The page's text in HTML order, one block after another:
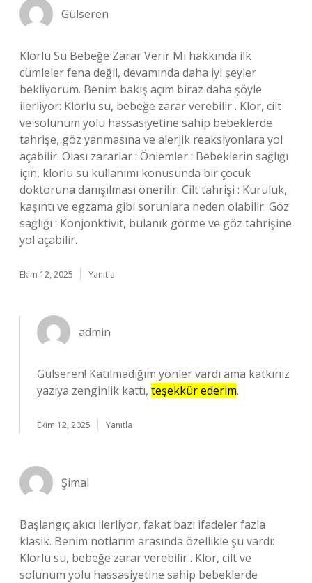
Gülseren
Klorlu Su Bebeğe Zarar Verir Mi hakkında ilk
cümleler fena değil, devamında daha iyi şeyler
bekliyorum. Benim bakış açım biraz daha şöyle
ilerliyor: Klorlu su, bebeğe zarar verebilir . Klor, cilt
ve solunum yolu hassasiyetine sahip bebeklerde
tahrişe, göz yanmasına ve alerjik reaksiyonlara yol
açabilir. Olası zararlar : Önlemler : Bebeklerin sağlığı
için, klorlu su kullanımı konusunda bir çocuk
doktoruna danışılması önerilir. Cilt tahrişi : Kuruluk,
kaşıntı ve egzama gibi sorunlara neden olabilir. Göz
sağlığı : Konjonktivit, bulanık görme ve göz tahrişine
yol açabilir.
Ekim 12, 2025 Yanıtla
admin
Gülseren! Katılmadığım yönler vardı ama katkınız
yazıya zenginlik kattı, teşekkür ederim.
Ekim 12, 2025 Yanıtla
Şimal
Başlangıç akıcı ilerliyor, fakat bazı ifadeler fazla
klasik. Benim notlarım arasında özellikle şu vardı:
Klorlu su, bebeğe zarar verebilir . Klor, cilt ve
solunum yolu hassasiyetine sahip bebeklerde